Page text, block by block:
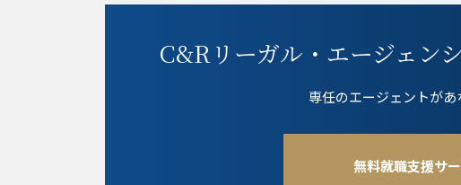
C&Rリーガル・エージェン
専任のエージェントがあ
無料就職支援サ